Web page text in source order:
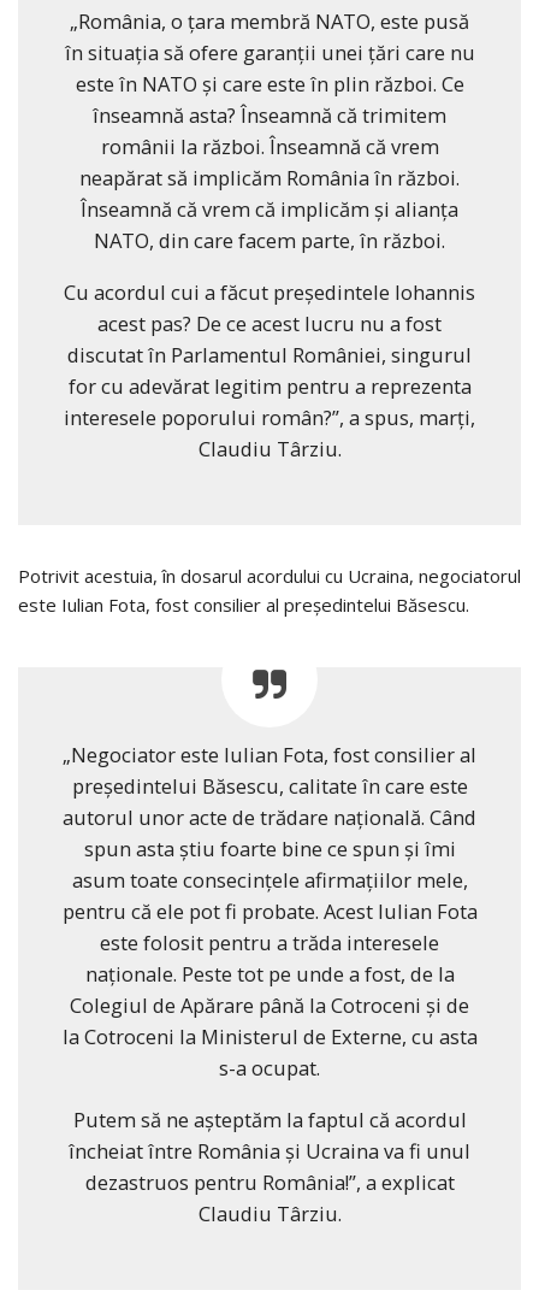
„România, o țara membră NATO, este pusă
în situația să ofere garanții unei țări care nu
este în NATO și care este în plin război. Ce
înseamnă asta? Înseamnă că trimitem
românii la război. Înseamnă că vrem
neapărat să implicăm România în război.
Înseamnă că vrem că implicăm și alianța
NATO, din care facem parte, în război.
Cu acordul cui a făcut președintele Iohannis
acest pas? De ce acest lucru nu a fost
discutat în Parlamentul României, singurul
for cu adevărat legitim pentru a reprezenta
interesele poporului român?”, a spus, marți,
Claudiu Târziu.
Potrivit acestuia, în dosarul acordului cu Ucraina, negociatorul
este Iulian Fota, fost consilier al președintelui Băsescu.
„Negociator este Iulian Fota, fost consilier al
președintelui Băsescu, calitate în care este
autorul unor acte de trădare națională. Când
spun asta știu foarte bine ce spun și îmi
asum toate consecințele afirmațiilor mele,
pentru că ele pot fi probate. Acest Iulian Fota
este folosit pentru a trăda interesele
naționale. Peste tot pe unde a fost, de la
Colegiul de Apărare până la Cotroceni și de
la Cotroceni la Ministerul de Externe, cu asta
s-a ocupat.
Putem să ne așteptăm la faptul că acordul
încheiat între România și Ucraina va fi unul
dezastruos pentru România!”, a explicat
Claudiu Târziu.